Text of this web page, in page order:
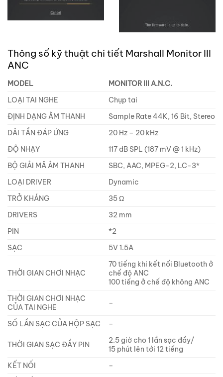
Thông số kỹ thuật chi tiết Marshall Monitor III
ANC
MODEL
MONITOR III A.N.C.
LOẠI TAI NGHE
Chụp tai
ĐỊNH DẠNG ÂM THANH
Sample Rate 44K, 16 Bit, Stereo
DẢI TẦN ĐÁP ỨNG
20 Hz – 20 kHz
ĐỘ NHẠY
117 dB SPL (187 mV @ 1 kHz)
BỘ GIẢI MÃ ÂM THANH
SBC, AAC, MPEG-2, LC-3*
LOẠI DRIVER
Dynamic
TRỞ KHÁNG
35 Ω
DRIVERS
32 mm
PIN
*2
SẠC
5V 1.5A
THỜI GIAN CHƠI NHẠC
70 tiếng khi kết nối Bluetooth ở
chế độ ANC
100 tiếng ở chế độ không ANC
THỜI GIAN CHƠI NHẠC
CỦA TAI NGHE
–
SỐ LẦN SẠC CỦA HỘP SẠC –
THỜI GIAN SẠC ĐẦY PIN
2.5 giờ cho 1 lần sạc đầy/
15 phút lên tới 12 tiếng
KẾT NỐI
–